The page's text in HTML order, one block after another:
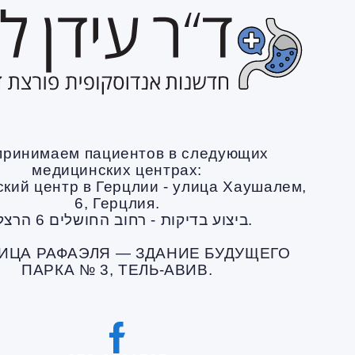
пациентов в следующих
медицинских центрах:
центр в Герцлии - улица Хаушалем,
6, Герцлия.
ביצוע בדיקות - רחוב החושלים 6 הרצליה.
РАФАЭЛЯ — ЗДАНИЕ БУДУЩЕГО
ПАРКА № 3, ТЕЛЬ-АВИВ.